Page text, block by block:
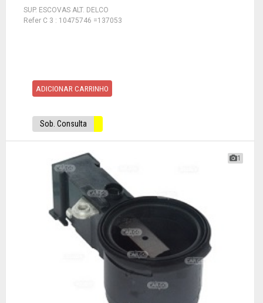
SUP. ESCOVAS ALT. DELCO
Refer C 3 : 10475746 =137053
ADICIONAR CARRINHO
Sob. Consulta
1